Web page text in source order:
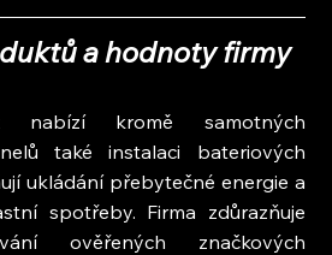
a hodnoty firmy
nabízí kromě samotných
také instalaci bateriových
ukládání přebytečné energie a
spotřeby. Firma zdůrazňuje
ověřených značkových